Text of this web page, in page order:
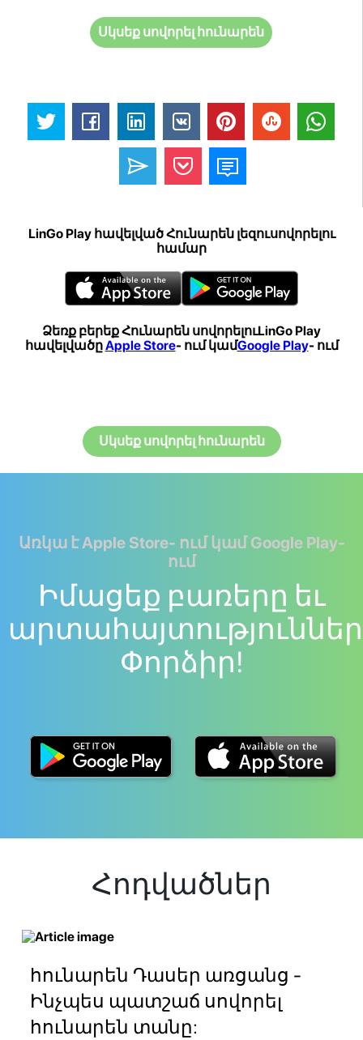
Սկսեք սովորել հունարեն
LinGo Play հավելված Հունարեն լեզուսովորելու
համար
Ձեռք բերեք Հունարեն սովորելուLinGo Play
հավելվածըApple Store- ում կամGoogle Play- ում
Սկսեք սովորել հունարեն
Առկա է Apple Store- ում կամ Google Play-
ում
Իմացեք բառերը եւ
Փորձիր!
Հոդվածներ
հունարեն Դասեր առցանց -
Ինչպես պատշաճ սովորել
հունարեն տանը: